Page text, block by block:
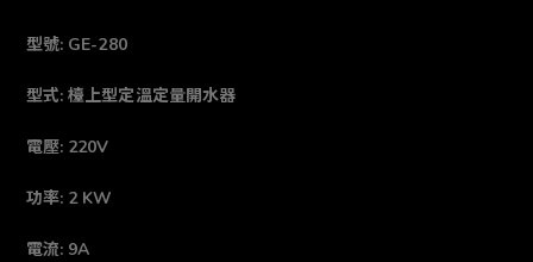
型號: GE-280
型式: 檯上型定溫定量開水器
電壓: 220V
功率: 2 KW
電流: 9A